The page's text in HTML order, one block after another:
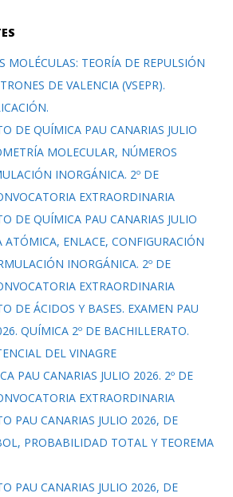
MOLÉCULAS: TEORÍA DE REPULSIÓN
DE VALENCIA (VSEPR).
DE QUÍMICA PAU CANARIAS JULIO
MOLECULAR, NÚMEROS
INORGÁNICA. 2º DE
EXTRAORDINARIA
DE QUÍMICA PAU CANARIAS JULIO
ATÓMICA, ENLACE, CONFIGURACIÓN
INORGÁNICA. 2º DE
EXTRAORDINARIA
DE ÁCIDOS Y BASES. EXAMEN PAU
QUÍMICA 2º DE BACHILLERATO.
DEL VINAGRE
PAU CANARIAS JULIO 2026. 2º DE
EXTRAORDINARIA
PAU CANARIAS JULIO 2026, DE
PROBABILIDAD TOTAL Y TEOREMA
PAU CANARIAS JULIO 2026, DE